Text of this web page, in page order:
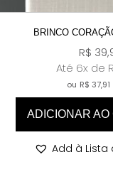
BRINCO
R$
Até 6x de
ou R$ 37,91
ADICIONAR
Add à Lista